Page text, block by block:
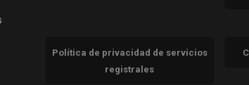
Política de privacidad de servicios
registrales